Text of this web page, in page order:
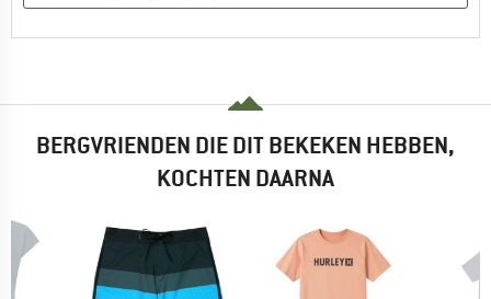
BERGVRIENDEN DIE DIT BEKEKEN HEBBEN,
KOCHTEN DAARNA